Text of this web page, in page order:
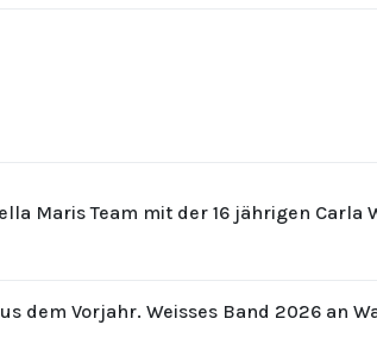
Maris Team mit der 16 jährigen Carla
dem Vorjahr. Weisses Band 2026 an